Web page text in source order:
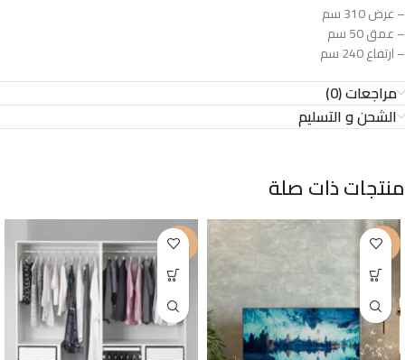
– عرض 310 سم
– عمق 50 سم
– ارتفاع 240 سم
مراجعات (0)
الشحن و التسليم
منتجات ذات صلة
-32%
-25%